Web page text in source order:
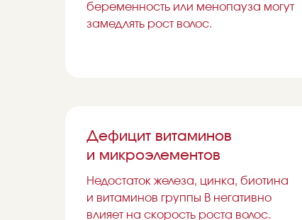
беременность или менопауза могут
замедлять рост волос.
Дефицит витаминов
и микроэлементов
Недостаток железа, цинка, биотина
и витаминов группы B негативно
влияет на скорость роста волос.